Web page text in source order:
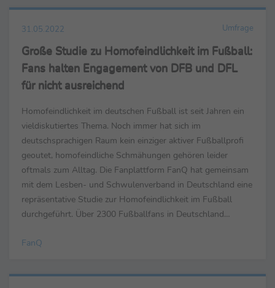
31.05.2022 Umfrage
Große Studie zu Homofeindlichkeit im Fußball:
Fans halten Engagement von DFB und DFL
für nicht ausreichend
Homofeindlichkeit im deutschen Fußball ist seit Jahren ein
vieldiskutiertes Thema. Noch immer hat sich im
deutschsprachigen Raum kein einziger aktiver Fußballprofi
geoutet, homofeindliche Schmähungen gehören leider
oftmals zum Alltag. Die Fanplattform FanQ hat gemeinsam
mit dem Lesben- und Schwulenverband in Deutschland eine
repräsentative Studie zur Homofeindlichkeit im Fußball
durchgeführt. Über 2300 Fußballfans in Deutschland
FanQ